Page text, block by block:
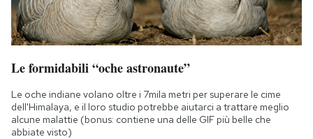
Le formidabili “oche astronaute”
Le oche indiane volano oltre i 7mila metri per superare le cime
dell'Himalaya, e il loro studio potrebbe aiutarci a trattare meglio
alcune malattie (bonus: contiene una delle GIF più belle che
abbiate visto)